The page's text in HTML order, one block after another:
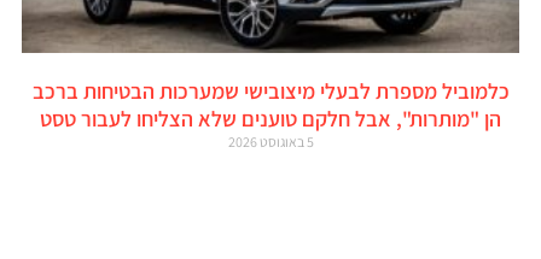
כלמוביל מספרת לבעלי מיצובישי שמערכות הבטיחות ברכב
הן "מותרות", אבל חלקם טוענים שלא הצליחו לעבור טסט
5 באוגוסט 2026